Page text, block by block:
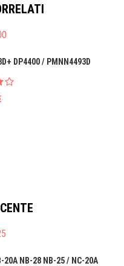
DP4400 / PMNN4493D
NB-28 NB-25 / NC-20A